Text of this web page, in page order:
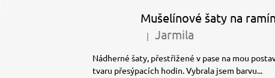
Mušelínové šaty na
Hodnocení produktu je 5 z 5
| Jarmila
Nádherné šaty, přestřižené v pase na mou
tvaru přesýpacích hodin. Vybrala jsem barvu...